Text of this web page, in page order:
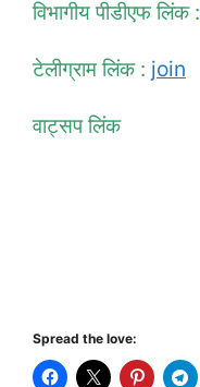
विभागीय पीडीएफ लिंक :
टेलीग्राम लिंक : join
वाट्सप लिंक
Spread the love: